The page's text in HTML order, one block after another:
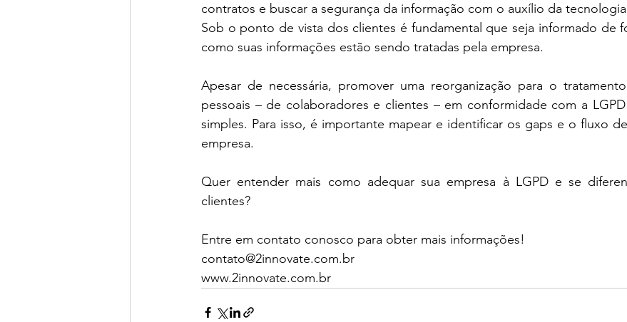
contratos e buscar a segurança da informação com o auxílio da
Sob o ponto de vista dos clientes é fundamental que seja informado de
como suas informações estão sendo tratadas pela empresa.
Apesar de necessária, promover uma reorganização para o
pessoais – de colaboradores e clientes – em conformidade com a
simples. Para isso, é importante mapear e identificar os gaps e o fluxo
empresa.
Quer entender mais como adequar sua empresa à LGPD e se
clientes?
Entre em contato conosco para obter mais informações!
contato@2innovate.com.br
www.2innovate.com.br